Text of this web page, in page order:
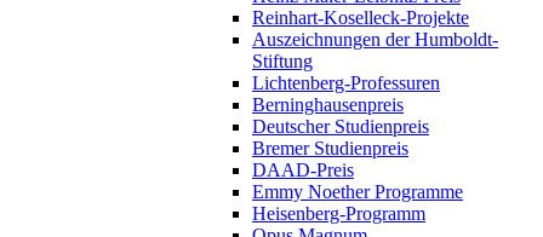
Reinhart-Koselleck-Projekte
Auszeichnungen der Humboldt-
Stiftung
Lichtenberg-Professuren
Berninghausenpreis
Deutscher Studienpreis
Bremer Studienpreis
DAAD-Preis
Emmy Noether Programme
Heisenberg-Programm